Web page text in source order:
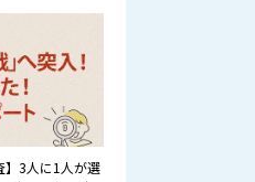
】3人に1人が選